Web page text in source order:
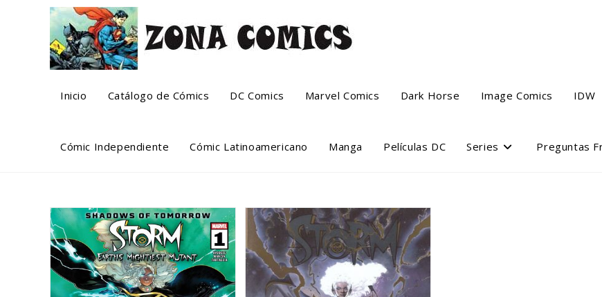
Inicio Catálogo de Cómics DC Comics Marvel Comics Dark Horse Image Comics IDW
Cómic Independiente Cómic Latinoamericano Manga Películas DC Series Preguntas